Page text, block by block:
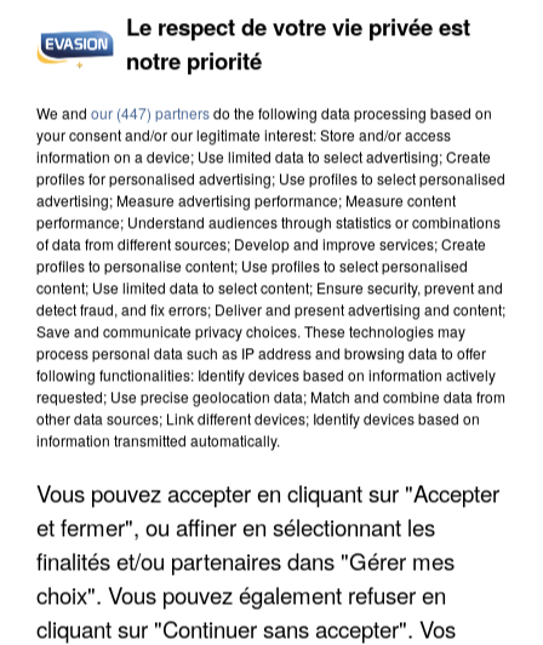
L’UN DES FONDATEURS SUPPOSÉS DE LA DZ
MAFIA INTERPELLÉ EN ALGÉRIE
UN SECOND CADRE DE LA DZ MAFIA
INTERPELLÉ EN ALGÉRIE
Le respect de votre vie privée est
notre priorité
We and our (447) partnersdo the following data processing based on
your consent and/or our legitimate interest: Store and/or access
information on a device; Use limited data to select advertising; Create
profiles for personalised advertising; Use profiles to select personalised
advertising; Measure advertising performance; Measure content
performance; Understand audiences through statistics or combinations
of data from different sources; Develop and improve services; Create
profiles to personalise content; Use profiles to select personalised
content; Use limited data to select content; Ensure security, prevent and
detect fraud, and fix errors; Deliver and present advertising and content;
Save and communicate privacy choices. These technologies may
process personal data such as IP address and browsing data to offer
following functionalities: Identify devices based on information actively
requested; Use precise geolocation data; Match and combine data from
other data sources; Link different devices; Identify devices based on
information transmitted automatically.
Vous pouvez accepter en cliquant sur "Accepter
et fermer", ou affiner en sélectionnant les
finalités et/ou partenaires dans "Gérer mes
choix". Vous pouvez également refuser en
cliquant sur "Continuer sans accepter". Vos